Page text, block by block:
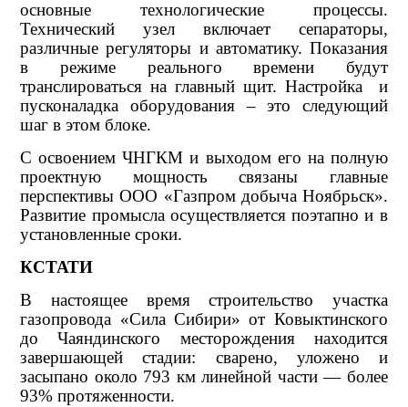
основные технологические процессы.
Технический узел включает сепараторы,
различные регуляторы и автоматику. Показания
в режиме реального времени будут
транслироваться на главный щит. Настройка и
пусконаладка оборудования – это следующий
шаг в этом блоке.
С освоением ЧНГКМ и выходом его на полную
проектную мощность связаны главные
перспективы ООО «Газпром добыча Ноябрьск».
Развитие промысла осуществляется поэтапно и в
установленные сроки.
КСТАТИ
В настоящее время строительство участка
газопровода «Сила Сибири» от Ковыктинского
до Чаяндинского месторождения находится
завершающей стадии: сварено, уложено и
засыпано около 793 км линейной части — более
93% протяженности.